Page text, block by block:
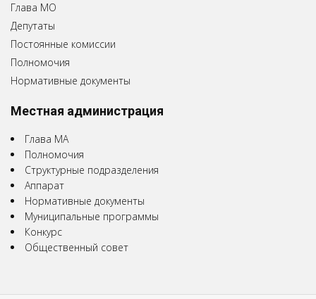
Глава МО
Депутаты
Постоянные комиссии
Полномочия
Нормативные документы
Местная администрация
Глава МА
Полномочия
Структурные подразделения
Аппарат
Нормативные документы
Муниципальные программы
Конкурс
Общественный совет